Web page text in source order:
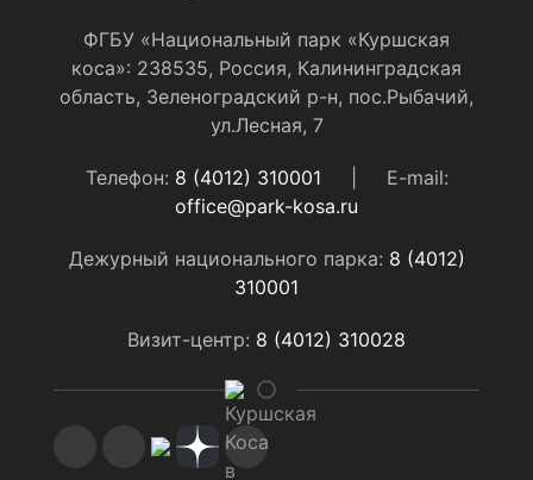
ФГБУ «Национальный парк «Куршская
коса»: 238535, Россия, Калининградская
область, Зеленоградский р-н, пос.Рыбачий,
ул.Лесная, 7
Телефон: 8 (4012) 310001
E-mail:
office@park-kosa.ru
Дежурный национального парка: 8 (4012)
310001
Визит-центр: 8 (4012) 310028